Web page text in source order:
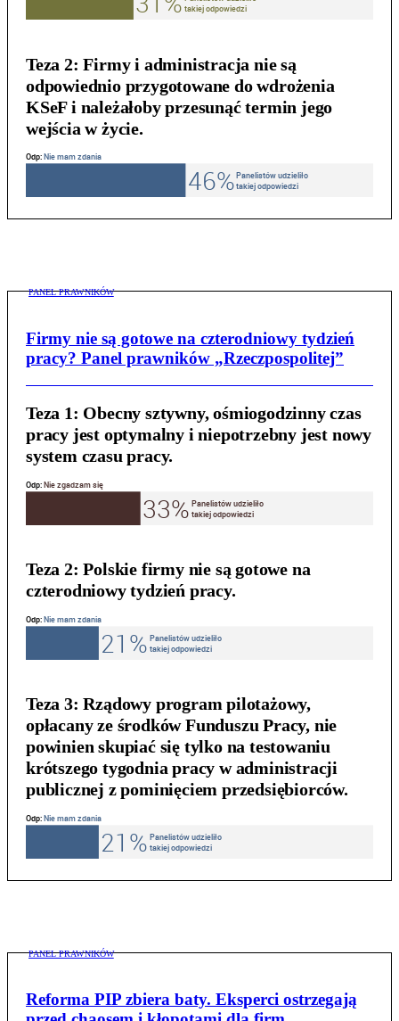
Teza 2: Firmy i administracja nie są
odpowiednio przygotowane do wdrożenia
KSeF i należałoby przesunąć termin jego
wejścia w życie.
PANEL PRAWNIKÓW
Firmy nie są gotowe na czterodniowy tydzień
pracy? Panel prawników „Rzeczpospolitej”
Teza 1: Obecny sztywny, ośmiogodzinny czas
pracy jest optymalny i niepotrzebny jest nowy
system czasu pracy.
Teza 2: Polskie firmy nie są gotowe na
czterodniowy tydzień pracy.
Teza 3: Rządowy program pilotażowy,
opłacany ze środków Funduszu Pracy, nie
powinien skupiać się tylko na testowaniu
krótszego tygodnia pracy w administracji
publicznej z pominięciem przedsiębiorców.
PANEL PRAWNIKÓW
Reforma PIP zbiera baty. Eksperci ostrzegają